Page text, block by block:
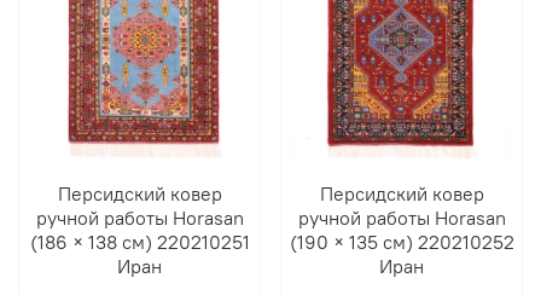
Персидский ковер
ручной работы Horasan
(186 × 138 см) 220210251
Иран
Персидский ковер
ручной работы Horasan
(190 × 135 см) 220210252
Иран